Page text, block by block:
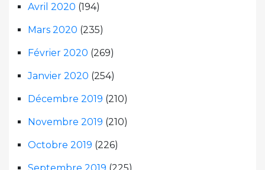
Avril 2020 (194)
Mars 2020 (235)
Février 2020 (269)
Janvier 2020 (254)
Décembre 2019 (210)
Novembre 2019 (210)
Octobre 2019 (226)